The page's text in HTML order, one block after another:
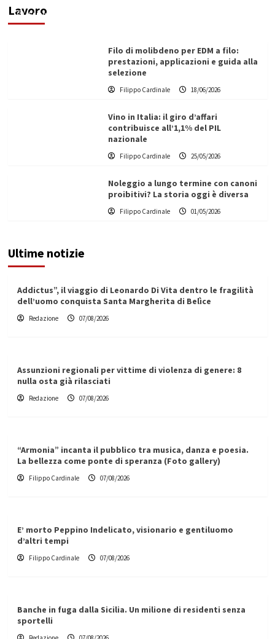
LavoroFilippo Cardinale
Filo di molibdeno per EDM a filo:
prestazioni, applicazioni e guida alla
selezione
Filippo Cardinale 18/06/2026
Vino in Italia: il giro d’affari
contribuisce all’1,1% del PIL
nazionale
Filippo Cardinale 25/05/2026
Noleggio a lungo termine con canoni
proibitivi? La storia oggi è diversa
Filippo Cardinale 01/05/2026
Ultime notizie
Addictus”, il viaggio di Leonardo Di Vita dentro le fragilità
dell’uomo conquista Santa Margherita di Belìce
Redazione 07/08/2026
Assunzioni regionali per vittime di violenza di genere: 8
nulla osta già rilasciati
Redazione 07/08/2026
“Armonia” incanta il pubblico tra musica, danza e poesia.
La bellezza come ponte di speranza (Foto gallery)
Filippo Cardinale 07/08/2026
E’ morto Peppino Indelicato, visionario e gentiluomo
d’altri tempi
Filippo Cardinale 07/08/2026
Banche in fuga dalla Sicilia. Un milione di residenti senza
sportelli